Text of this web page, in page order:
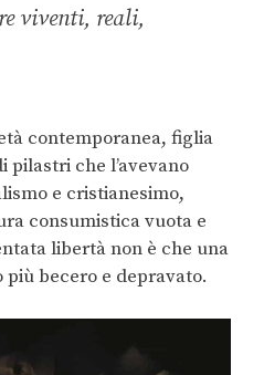
viventi, reali,
contemporanea, figlia
che l’avevano
e cristianesimo,
consumistica vuota e
libertà non è che una
più becero e depravato.